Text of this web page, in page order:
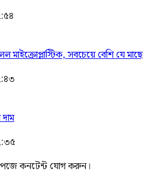
মাইক্রোপ্লাস্টিক, সবচেয়ে বেশি যে মাছে
কনটেন্ট যোগ করুন।